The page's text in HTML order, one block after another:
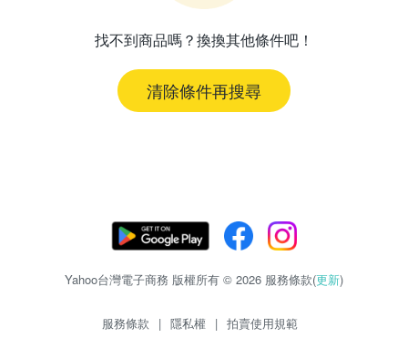
找不到商品嗎？換換其他條件吧！
清除條件再搜尋
Yahoo台灣電子商務 版權所有 © 2026 服務條款(更新)
服務條款 | 隱私權 | 拍賣使用規範